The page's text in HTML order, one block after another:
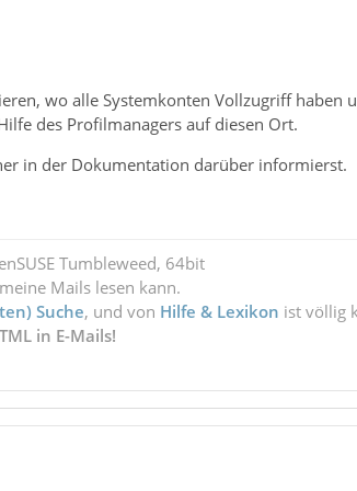
wo alle Systemkonten Vollzugriff haben
des Profilmanagers auf diesen Ort.
in der Dokumentation darüber informierst.
Tumbleweed, 64bit
Mails lesen kann.
Suche, und von Hilfe & Lexikon ist völlig
in E-Mails!